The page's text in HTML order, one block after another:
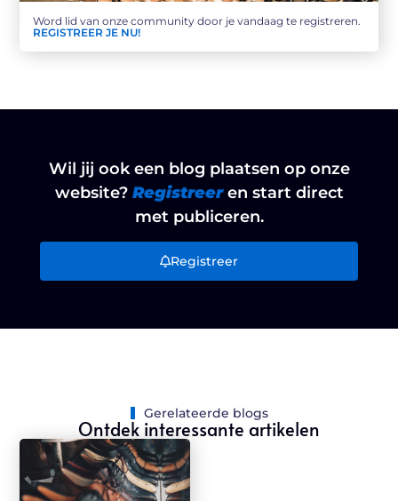
Word lid van onze community door je vandaag te registreren.
REGISTREER JE NU!
Wil jij ook een blog plaatsen op onze
website? Registreer en start direct
met publiceren.
Registreer
Gerelateerde blogs
Ontdek interessante artikelen